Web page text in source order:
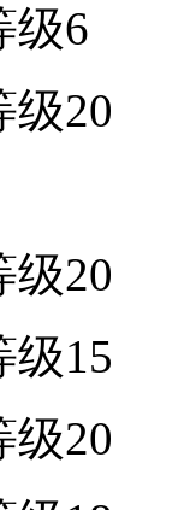
6
20
20
15
20